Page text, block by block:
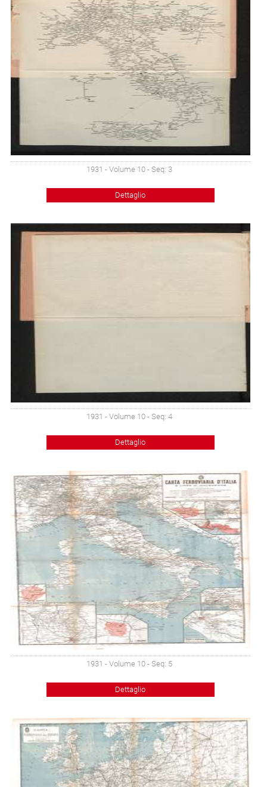
1931 - Volume 10 - Seq: 3
Dettaglio
1931 - Volume 10 - Seq: 4
Dettaglio
1931 - Volume 10 - Seq: 5
Dettaglio